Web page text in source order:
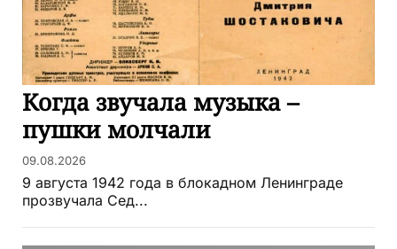
Когда звучала музыка –
пушки молчали
09.08.2026
9 августа 1942 года в блокадном Ленинграде
прозвучала Сед...